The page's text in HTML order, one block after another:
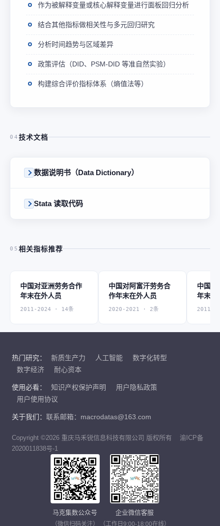
作为被解释变量或核心解释变量进行面板回归分析
结合其他指标做相关性与多元回归研究
分析时间趋势与区域差异
政策评估（DID、PSM-DID 等准自然实验）
构建综合评价指标体系（熵值法等）
04 技术文档
数据说明书（Data Dictionary）
Stata 读取代码
05 相关指标推荐
中国对亚洲劳务合作
年末在外人员
2011-2024 · 14条
中国对阿富汗劳务合
作年末在外人员
2020-2021 · 2条
中国对
年末在
2011-
热门研究： 新质生产力 人工智能
数字化转型
数字经济
耐心资本
使用必看： 知识产权保护声明
用户隐私政策
用户使用协议
关于我们： 联系邮箱：macrodatas@163.com
Copyright ©2026 重庆马禾锐信息科技有限公司 版权所有
渝ICP备
2020011838号-1
马克集数公众号
（微信扫码关注）
企业微信客服
（工作日9:00-18:00在线）